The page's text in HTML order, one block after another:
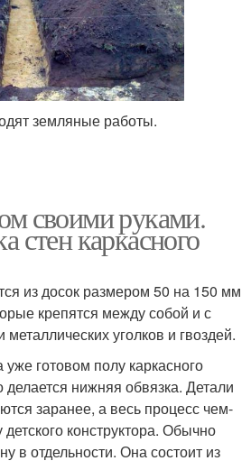
земляные работы.
своими руками.
стен каркасного
из досок размером 50 на 150 мм
крепятся между собой и с
уголков и гвоздей.
готовом полу каркасного
нижняя обвязка. Детали
заранее, а весь процесс чем-
конструктора. Обычно
в отдельности. Она состоит из